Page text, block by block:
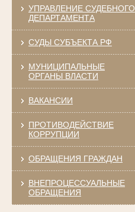
УПРАВЛЕНИЕ СУДЕБНОГО
ДЕПАРТАМЕНТА
СУДЫ СУБЪЕКТА РФ
МУНИЦИПАЛЬНЫЕ
ОРГАНЫ ВЛАСТИ
ВАКАНСИИ
ПРОТИВОДЕЙСТВИЕ
КОРРУПЦИИ
ОБРАЩЕНИЯ ГРАЖДАН
ВНЕПРОЦЕССУАЛЬНЫЕ
ОБРАЩЕНИЯ